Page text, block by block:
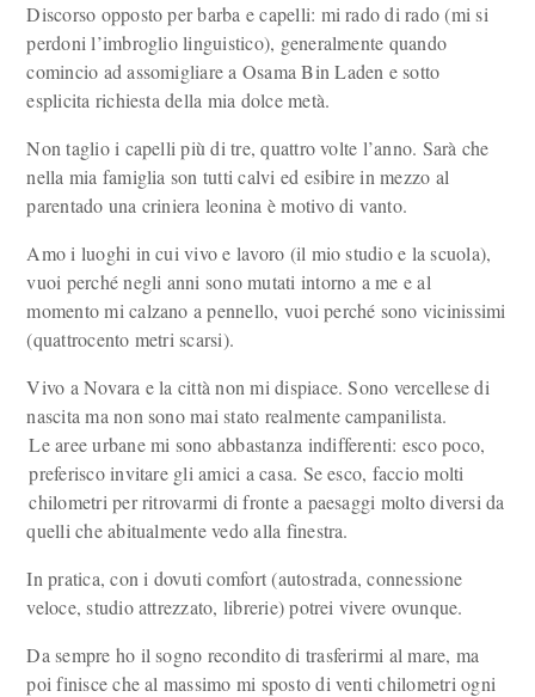
Discorso opposto per barba e capelli: mi rado di rado (mi si
perdoni l’imbroglio linguistico), generalmente quando
comincio ad assomigliare a Osama Bin Laden e sotto
esplicita richiesta della mia dolce metà.
Non taglio i capelli più di tre, quattro volte l’anno. Sarà che
nella mia famiglia son tutti calvi ed esibire in mezzo al
parentado una criniera leonina è motivo di vanto.
Amo i luoghi in cui vivo e lavoro (il mio studio e la scuola),
vuoi perché negli anni sono mutati intorno a me e al
momento mi calzano a pennello, vuoi perché sono vicinissimi
(quattrocento metri scarsi).
Vivo a Novara e la città non mi dispiace. Sono vercellese di
nascita ma non sono mai stato realmente campanilista.
Le aree urbane mi sono abbastanza indifferenti: esco poco,
preferisco invitare gli amici a casa. Se esco, faccio molti
chilometri per ritrovarmi di fronte a paesaggi molto diversi da
quelli che abitualmente vedo alla finestra.
In pratica, con i dovuti comfort (autostrada, connessione
veloce, studio attrezzato, librerie) potrei vivere ovunque.
Da sempre ho il sogno recondito di trasferirmi al mare, ma
poi finisce che al massimo mi sposto di venti chilometri ogni